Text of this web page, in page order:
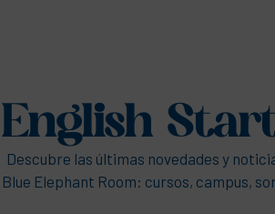
English
Descubre las últimas novedades y
Blue Elephant Room: cursos, campus,